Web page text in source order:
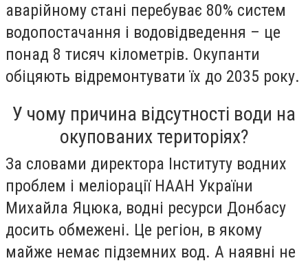
аварійному стані перебуває 80% систем
водопостачання і водовідведення – це
понад 8 тисяч кілометрів. Окупанти
обіцяють відремонтувати їх до 2035 року.
У чому причина відсутності води на
окупованих територіях?
За словами директора Інституту водних
проблем і меліорації НААН України
Михайла Яцюка, водні ресурси Донбасу
досить обмежені. Це регіон, в якому
майже немає підземних вод. А наявні не